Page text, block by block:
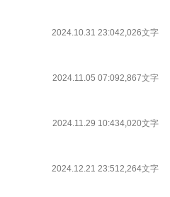
2024.10.31 23:042,026文字
2024.11.05 07:092,867文字
2024.11.29 10:434,020文字
2024.12.21 23:512,264文字